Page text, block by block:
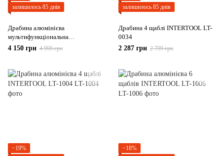
залишилось 85 днів
Драбина алюмінієва
мультифункціональна
трансформер INTERTOOL LT-
4 150 грн 4 999 грн
залишилось 85 днів
Драбина 4 щаблі INTERTOOL LT-
0034
2 287 грн 2 799 грн
−19%
−18%